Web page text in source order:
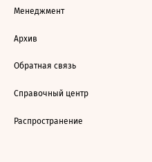
Менеджмент
Архив
Обратная связь
Справочный центр
Распространение